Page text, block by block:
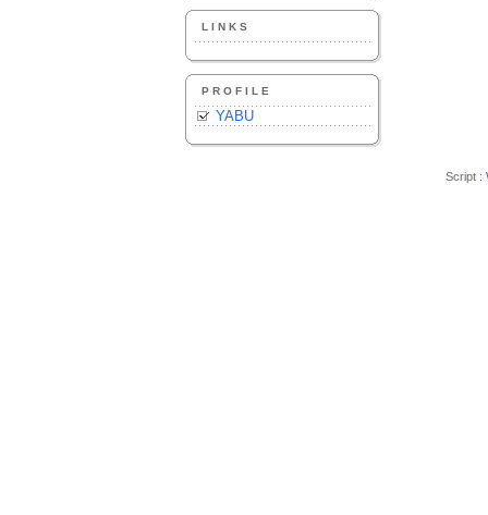
LINKS
PROFILE
YABU
Script :